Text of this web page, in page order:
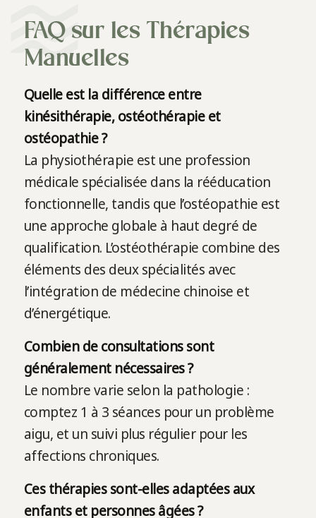
FAQ sur les Thérapies
Manuelles
Quelle est la différence entre
kinésithérapie, ostéothérapie et
ostéopathie ?
La physiothérapie est une profession
médicale spécialisée dans la rééducation
fonctionnelle, tandis que l’ostéopathie est
une approche globale à haut degré de
qualification. L’ostéothérapie combine des
éléments des deux spécialités avec
l’intégration de médecine chinoise et
d’énergétique.
Combien de consultations sont
généralement nécessaires ?
Le nombre varie selon la pathologie :
comptez 1 à 3 séances pour un problème
aigu, et un suivi plus régulier pour les
affections chroniques.
Ces thérapies sont-elles adaptées aux
enfants et personnes âgées ?